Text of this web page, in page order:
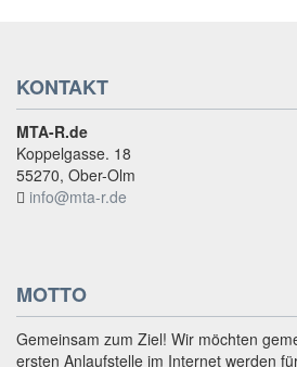
KONTAKT
MTA-R.de
Koppelgasse. 18
55270, Ober-Olm
info@mta-r.de
MOTTO
Gemeinsam zum Ziel! Wir möchten
ersten Anlaufstelle im Internet werden